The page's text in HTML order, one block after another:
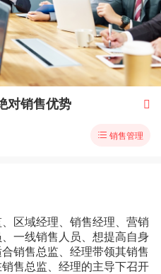
对销售优势 
 销售管理
区域经理、销售经理、营销
一线销售人员、想提高自身
销售总监、经理带领其销售
售总监、经理的主导下召开